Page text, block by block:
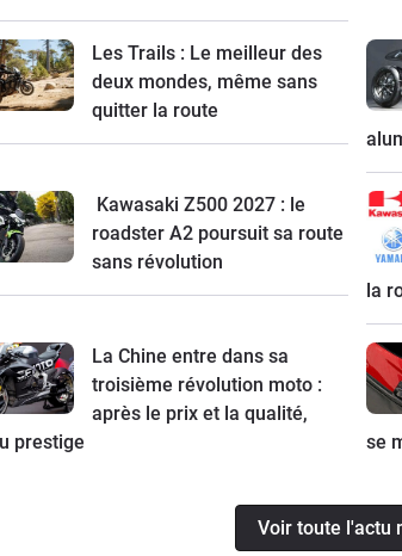
Les Trails : Le meilleur des
deux mondes, même sans
quitter la route
Kawasaki Z500 2027 : le
roadster A2 poursuit sa route
sans révolution
la
La Chine entre dans sa
troisième révolution moto :
après le prix et la qualité,
prestige
se
Voir toute l'actu